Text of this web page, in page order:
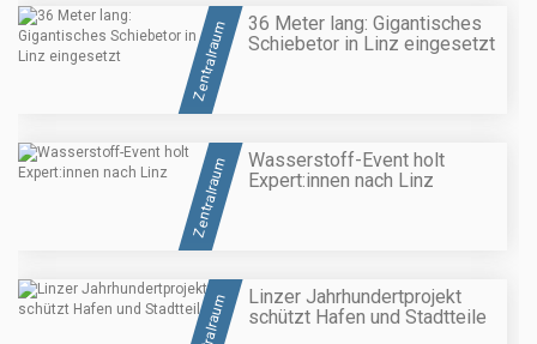
Zentralraum
36 Meter lang: Gigantisches
Schiebetor in Linz eingesetzt
Zentralraum
Wasserstoff-Event holt
Expert:innen nach Linz
Linzer Jahrhundertprojekt
schützt Hafen und Stadtteile